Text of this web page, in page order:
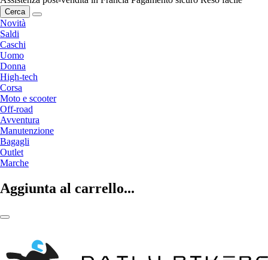
Cerca
Novità
Saldi
Caschi
Uomo
Donna
High-tech
Corsa
Moto e scooter
Off-road
Avventura
Manutenzione
Bagagli
Outlet
Marche
Aggiunta al carrello...